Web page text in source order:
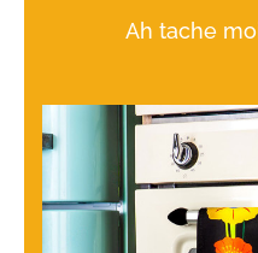
Ah tache